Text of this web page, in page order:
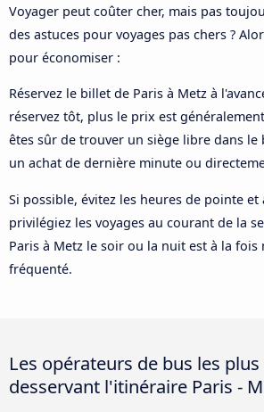
Voyager peut coûter cher, mais pas
des astuces pour voyages pas chers ?
pour économiser :
Réservez le billet de Paris à Metz à
réservez tôt, plus le prix est
êtes sûr de trouver un siège libre dans le
un achat de dernière minute ou
Si possible, évitez les heures de pointe
privilégiez les voyages au courant de la
Paris à Metz le soir ou la nuit est à la
fréquenté.
Les opérateurs de bus les
desservant l'itinéraire Paris -